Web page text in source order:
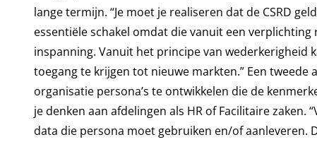
lange termijn. “Je moet je realiseren dat de CSRD
essentiële schakel omdat die vanuit een
inspanning. Vanuit het principe van
toegang te krijgen tot nieuwe markten.” Een
organisatie persona’s te ontwikkelen die de
je denken aan afdelingen als HR of Facilitaire zaken.
data die persona moet gebruiken en/of aanleveren.